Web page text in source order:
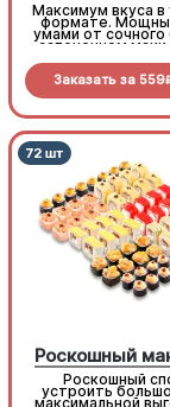
Максимум вкуса
формате.
умами от сочного
запеченном маки
золотистой
Заказать за 559
Роскошный
Роскошный
устроить
максимальной